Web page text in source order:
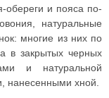
обереги и пояса по-
натуральные
многие из них по
в закрытых черных
и натуральной
нанесенными хной.